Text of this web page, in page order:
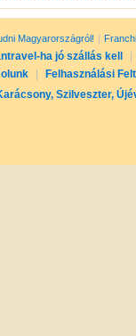
Magyarországról!
ha jó szállás kell
Felhasználási
Szilveszter,